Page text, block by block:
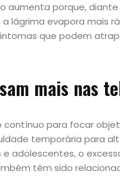
aumenta porque,
lágrima evapora mais
que podem
mais nas
contínuo para focar
temporária para
adolescentes, o
têm sido